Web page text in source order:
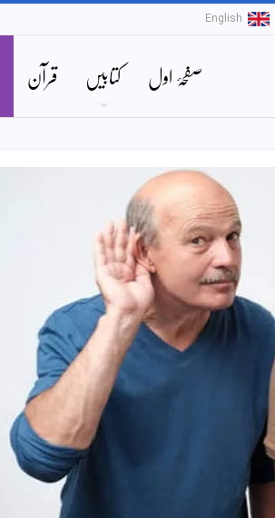
English
صفحۂ اول کتابیں قرآن